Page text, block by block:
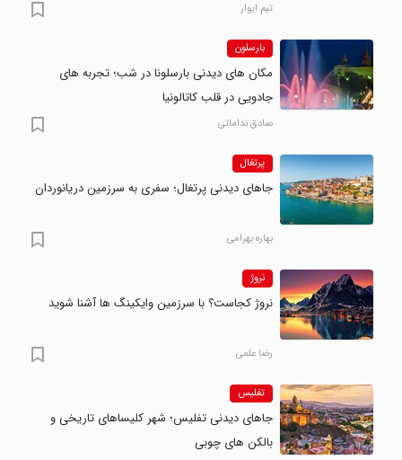
تیم ایوار
بارسلون
مکان های دیدنی بارسلونا در شب؛ تجربه های
جادویی در قلب کاتالونیا
صادق نداماتی
پرتغال
جاهای دیدنی پرتغال؛ سفری به سرزمین دریانوردان
بهاره بهرامی
نروژ
نروژ کجاست؟ با سرزمین وایکینگ ها آشنا شوید
رضا علمی
تفلیس
جاهای دیدنی تفلیس؛ شهر کلیساهای تاریخی و
بالکن های چوبی